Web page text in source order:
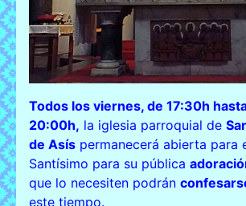
Todos los viernes, de 17:30h
20:00h, la iglesia parroquial de
de Asís permanecerá abierta para
Santísimo para su pública
que lo necesiten podrán
este tiempo.